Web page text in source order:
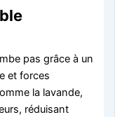
pas grâce à un
et forces
la lavande,
réduisant